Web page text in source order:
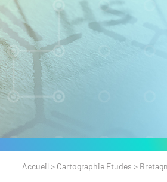
Accueil > Cartographie Études >